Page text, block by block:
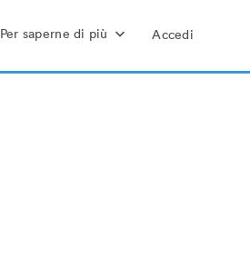
Per saperne di più Accedi